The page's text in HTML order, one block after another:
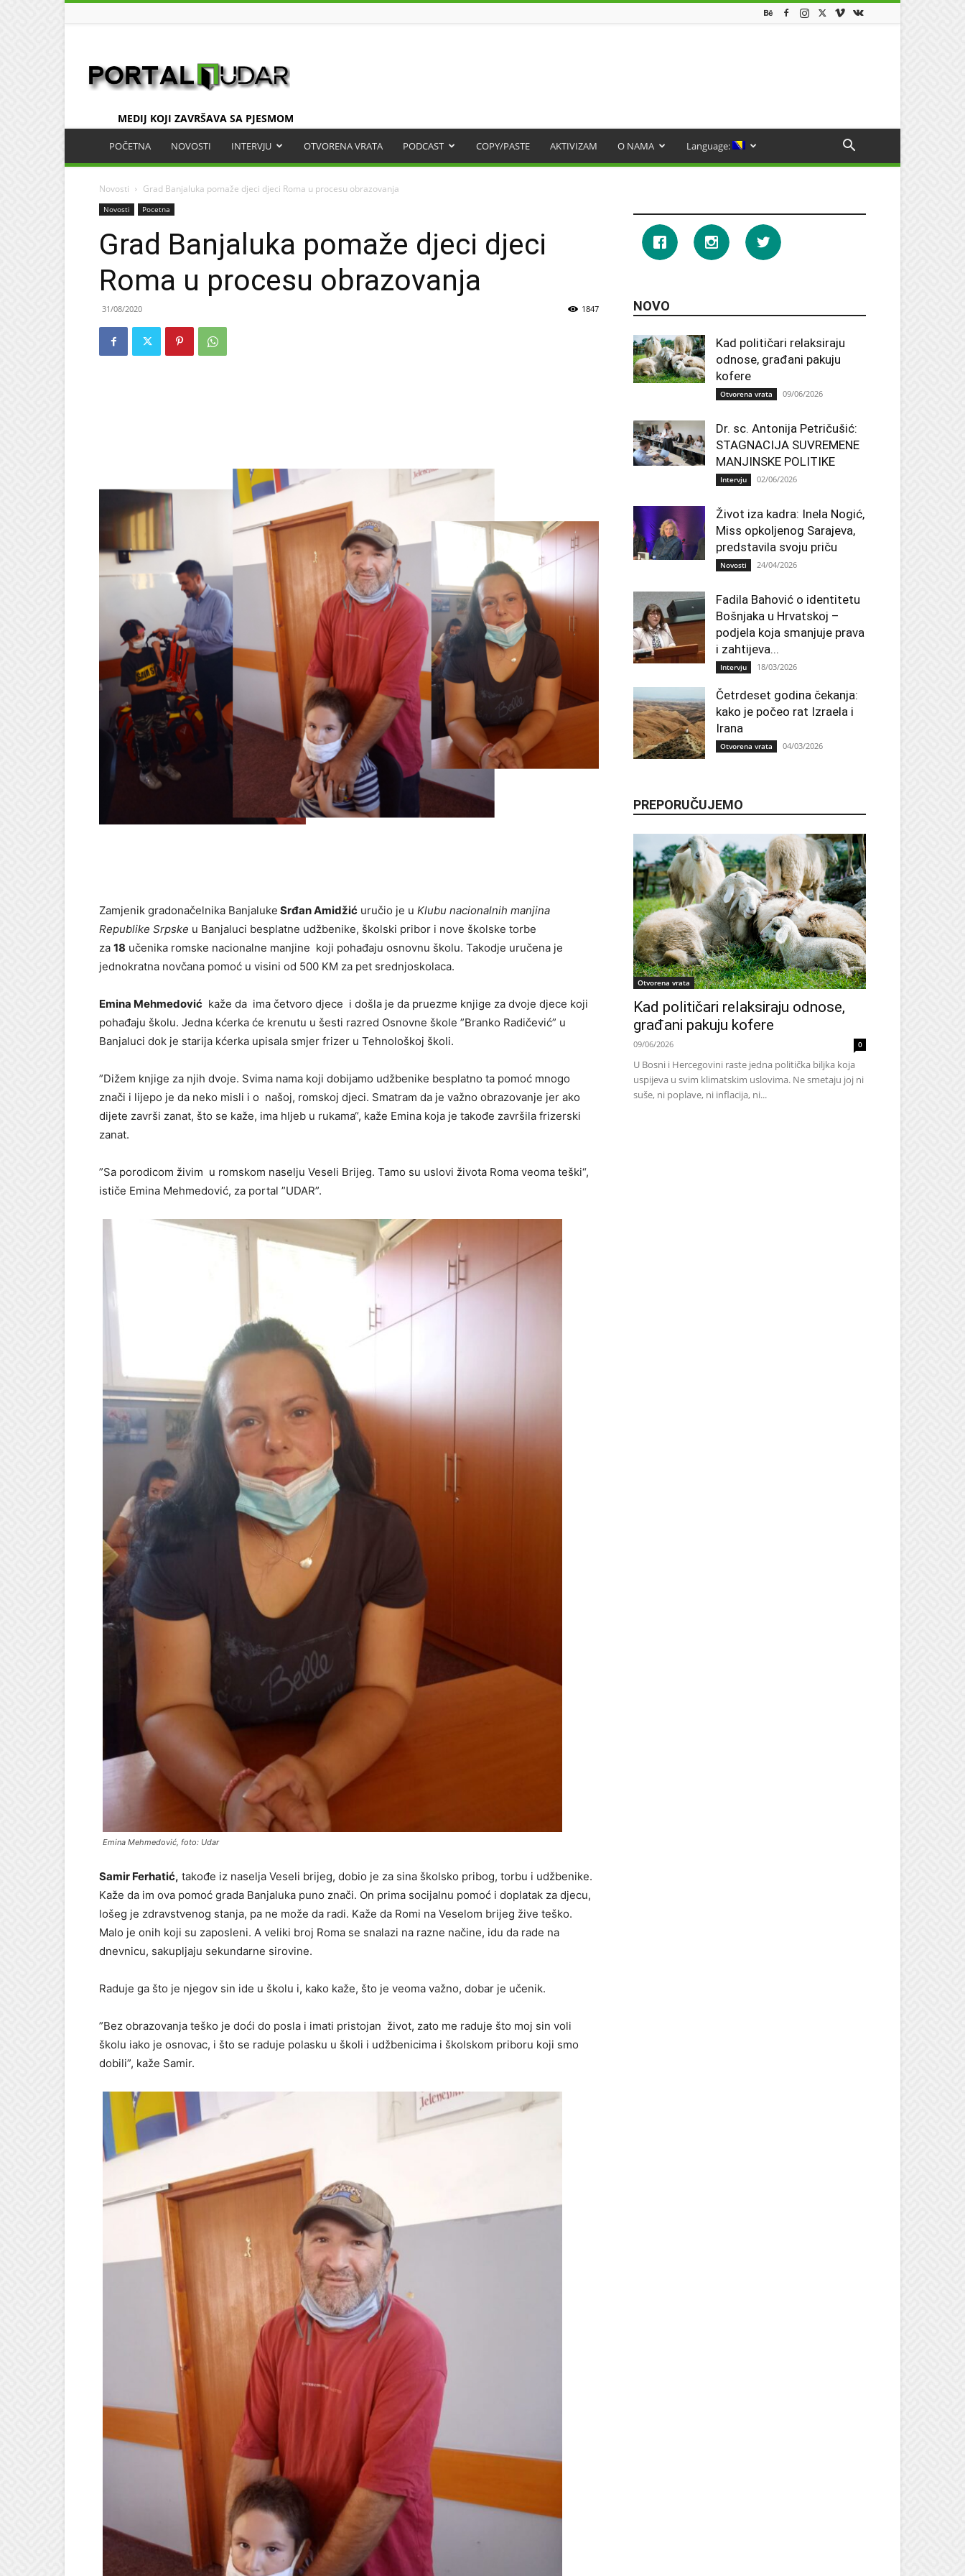
MEDIJ KOJI ZAVRŠAVA SA PJESMOM
POČETNA NOVOSTI INTERVJU OTVORENA VRATA PODCAST COPY/PASTE AKTIVIZAM O NAMA Language:
Novosti Grad Banjaluka pomaže djeci djeci Roma u procesu obrazovanja
Novosti Pocetna
Grad Banjaluka pomaže djeci djeci
Roma u procesu obrazovanja
31/08/2020 1847
Zamjenik gradonačelnika Banjaluke Srđan Amidžić uručio je u Klubu nacionalnih manjina
Republike Srpske u Banjaluci besplatne udžbenike, školski pribor i nove školske torbe
za 18 učenika romske nacionalne manjine koji pohađaju osnovnu školu. Takodje uručena je
jednokratna novčana pomoć u visini od 500 KM za pet srednjoskolaca.
Emina Mehmedović kaže da ima četvoro djece i došla je da pruezme knjige za dvoje djece koji
pohađaju školu. Jedna kćerka će krenutu u šesti razred Osnovne škole ”Branko Radičević” u
Banjaluci dok je starija kćerka upisala smjer frizer u Tehnološkoj školi.
”Dižem knjige za njih dvoje. Svima nama koji dobijamo udžbenike besplatno ta pomoć mnogo
znači i lijepo je da neko misli i o našoj, romskoj djeci. Smatram da je važno obrazovanje jer ako
dijete završi zanat, što se kaže, ima hljeb u rukama“, kaže Emina koja je takođe završila frizerski
zanat.
”Sa porodicom živim u romskom naselju Veseli Brijeg. Tamo su uslovi života Roma veoma teški“,
ističe Emina Mehmedović, za portal ”UDAR”.
Emina Mehmedović, foto: Udar
Samir Ferhatić, takođe iz naselja Veseli brijeg, dobio je za sina školsko pribog, torbu i udžbenike.
Kaže da im ova pomoć grada Banjaluka puno znači. On prima socijalnu pomoć i doplatak za djecu,
lošeg je zdravstvenog stanja, pa ne može da radi. Kaže da Romi na Veselom brijeg žive teško.
Malo je onih koji su zaposleni. A veliki broj Roma se snalazi na razne načine, idu da rade na
dnevnicu, sakupljaju sekundarne sirovine.
Raduje ga što je njegov sin ide u školu i, kako kaže, što je veoma važno, dobar je učenik.
”Bez obrazovanja teško je doći do posla i imati pristojan život, zato me raduje što moj sin voli
školu iako je osnovac, i što se raduje polasku u školi i udžbenicima i školskom priboru koji smo
dobili”, kaže Samir.
NOVO
Kad političari relaksiraju
odnose, građani pakuju
kofere
Otvorena vrata 09/06/2026
Dr. sc. Antonija Petričušić:
STAGNACIJA SUVREMENE
MANJINSKE POLITIKE
Intervju 02/06/2026
Život iza kadra: Inela Nogić,
Miss opkoljenog Sarajeva,
predstavila svoju priču
Novosti 24/04/2026
Fadila Bahović o identitetu
Bošnjaka u Hrvatskoj –
podjela koja smanjuje prava
i zahtijeva...
Intervju 18/03/2026
Četrdeset godina čekanja:
kako je počeo rat Izraela i
Irana
Otvorena vrata 04/03/2026
PREPORUČUJEMO
Otvorena vrata
Kad političari relaksiraju odnose,
građani pakuju kofere
09/06/2026 0
U Bosni i Hercegovini raste jedna politička biljka koja
uspijeva u svim klimatskim uslovima. Ne smetaju joj ni
suše, ni poplave, ni inflacija, ni...